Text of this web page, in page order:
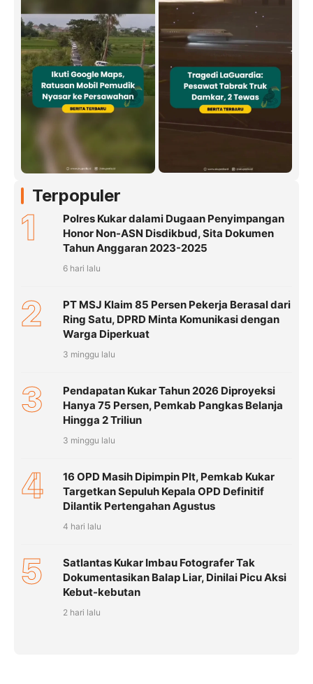
Terpopuler
1
Polres Kukar dalami Dugaan Penyimpangan
Honor Non-ASN Disdikbud, Sita Dokumen
Tahun Anggaran 2023-2025
6 hari lalu
2
PT MSJ Klaim 85 Persen Pekerja Berasal dari
Ring Satu, DPRD Minta Komunikasi dengan
Warga Diperkuat
3 minggu lalu
3
Pendapatan Kukar Tahun 2026 Diproyeksi
Hanya 75 Persen, Pemkab Pangkas Belanja
Hingga 2 Triliun
3 minggu lalu
4
16 OPD Masih Dipimpin Plt, Pemkab Kukar
Targetkan Sepuluh Kepala OPD Definitif
Dilantik Pertengahan Agustus
4 hari lalu
5
Satlantas Kukar Imbau Fotografer Tak
Dokumentasikan Balap Liar, Dinilai Picu Aksi
Kebut-kebutan
2 hari lalu